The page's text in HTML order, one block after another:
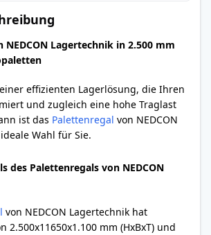
NEDCON Lagertechnik in 2.500 mm
effizienten Lagerlösung, die Ihren
und zugleich eine hohe Traglast
ist das Palettenregal von NEDCON
Wahl für Sie.
des Palettenregals von NEDCON
von NEDCON Lagertechnik hat
2.500x11650x1.100 mm (HxBxT) und